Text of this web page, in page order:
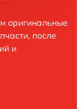
оригинальные
после
и